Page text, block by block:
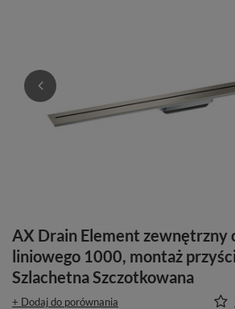
AX Drain Element zewnętrzny
liniowego 1000, montaż
Szlachetna Szczotkowana
+ Dodaj do porównania